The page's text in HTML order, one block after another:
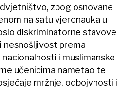
zbog osnovane
na satu vjeronauka u
diskriminatorne stavove
nesnošljivost prema
i muslimanske
učenicima nametao te
mržnje, odbojvnosti i